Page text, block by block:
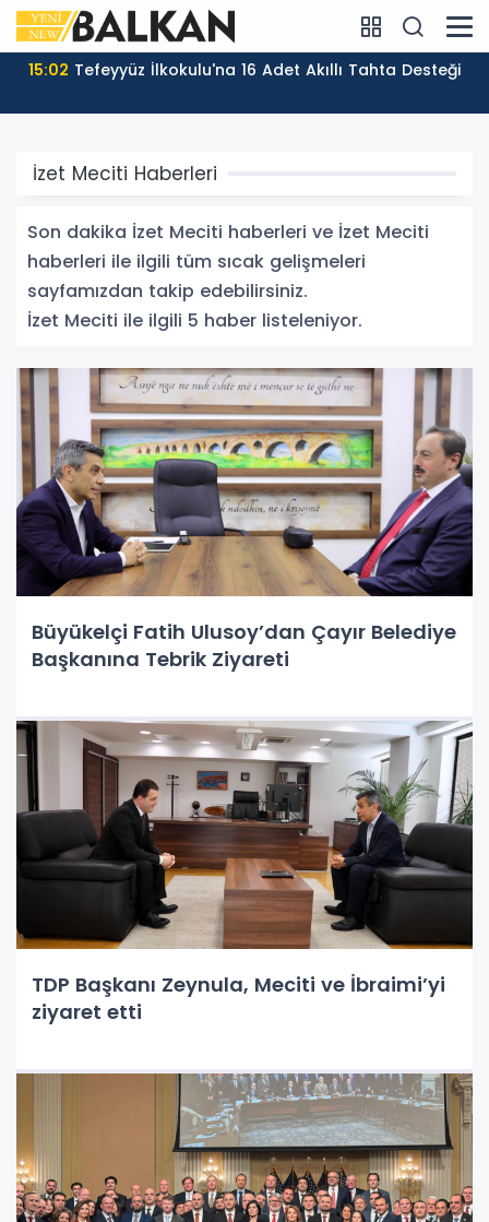
15:02 Tefeyyüz İlkokulu'na 16 Adet Akıllı Tahta Desteği
İzet Meciti Haberleri
Son dakika İzet Meciti haberleri ve İzet Meciti
haberleri ile ilgili tüm sıcak gelişmeleri
sayfamızdan takip edebilirsiniz.
İzet Meciti ile ilgili 5 haber listeleniyor.
Büyükelçi Fatih Ulusoy’dan Çayır Belediye
Başkanına Tebrik Ziyareti
TDP Başkanı Zeynula, Meciti ve İbraimi’yi
ziyaret etti